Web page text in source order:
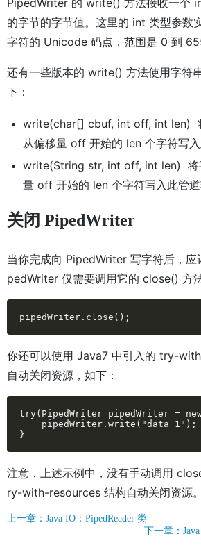
PipedWriter 的 write() 方法接收一个
的字节的字节值。这里的 int 类型参数
字符的 Unicode 码点，范围是 0 到
还有一些版本的 write() 方法使用字符
下：
write(char[] cbuf, int off, int len)
从偏移量 off 开始的 len 个字符写入
write(String str, int off, int len) 将
量 off 开始的 len 个字符写入此管道
关闭 PipedWriter
当你完成向 PipedWriter 写字符后，应
pedWriter 仅需要调用它的 close() 方
pipedWriter.close();
你还可以使用 Java7 中引入的 try-
自动关闭资源，如下：
try(PipedWriter pipedWriter =
pipedWriter.write("data 1");
}
注意，上述示例中，没有手动调用
ry-with-resources 结构自动关闭资源。
上一章：Java IO：PipedReader 类
下一章：